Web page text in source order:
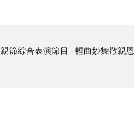
節綜合表演節目 - 輕曲妙舞敬親恩